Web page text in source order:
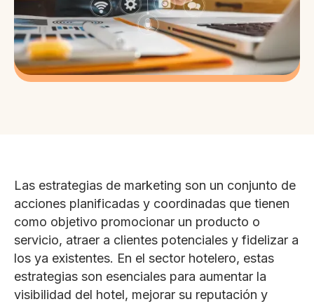
Las estrategias de marketing son un conjunto de
acciones planificadas y coordinadas que tienen
como objetivo promocionar un producto o
servicio, atraer a clientes potenciales y fidelizar a
los ya existentes. En el sector hotelero, estas
estrategias son esenciales para aumentar la
visibilidad del hotel, mejorar su reputación y